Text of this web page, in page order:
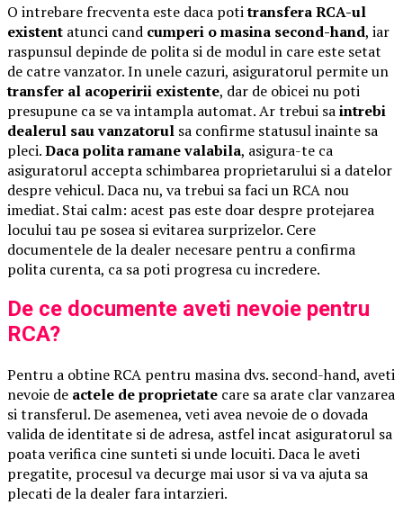
O intrebare frecventa este daca potitransfera RCA-ul
existent atunci cand cumperi o masina second-hand, iar
raspunsul depinde de polita si de modul in care este setat
de catre vanzator. In unele cazuri, asiguratorul permite un
transfer al acoperirii existente, dar de obicei nu poti
presupune ca se va intampla automat. Ar trebui saintrebi
dealerul sau vanzatorul sa confirme statusul inainte sa
pleci.Daca polita ramane valabila, asigura-te ca
asiguratorul accepta schimbarea proprietarului si a datelor
despre vehicul. Daca nu, va trebui sa faci un RCA nou
imediat. Stai calm: acest pas este doar despre protejarea
locului tau pe sosea si evitarea surprizelor. Cere
documentele de la dealer necesare pentru a confirma
polita curenta, ca sa poti progresa cu incredere.
De ce documente aveti nevoie pentru
RCA?
Pentru a obtine RCA pentru masina dvs. second-hand, aveti
nevoie de actele de proprietate care sa arate clar vanzarea
si transferul. De asemenea, veti avea nevoie de o dovada
valida de identitate si de adresa, astfel incat asiguratorul sa
poata verifica cine sunteti si unde locuiti. Daca le aveti
pregatite, procesul va decurge mai usor si va va ajuta sa
plecati de la dealer fara intarzieri.